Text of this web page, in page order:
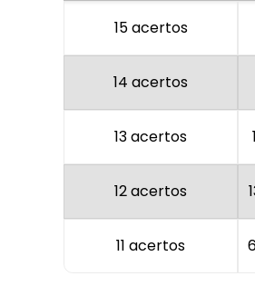
15 acertos
14 acertos
13 acertos
12 acertos
11 acertos